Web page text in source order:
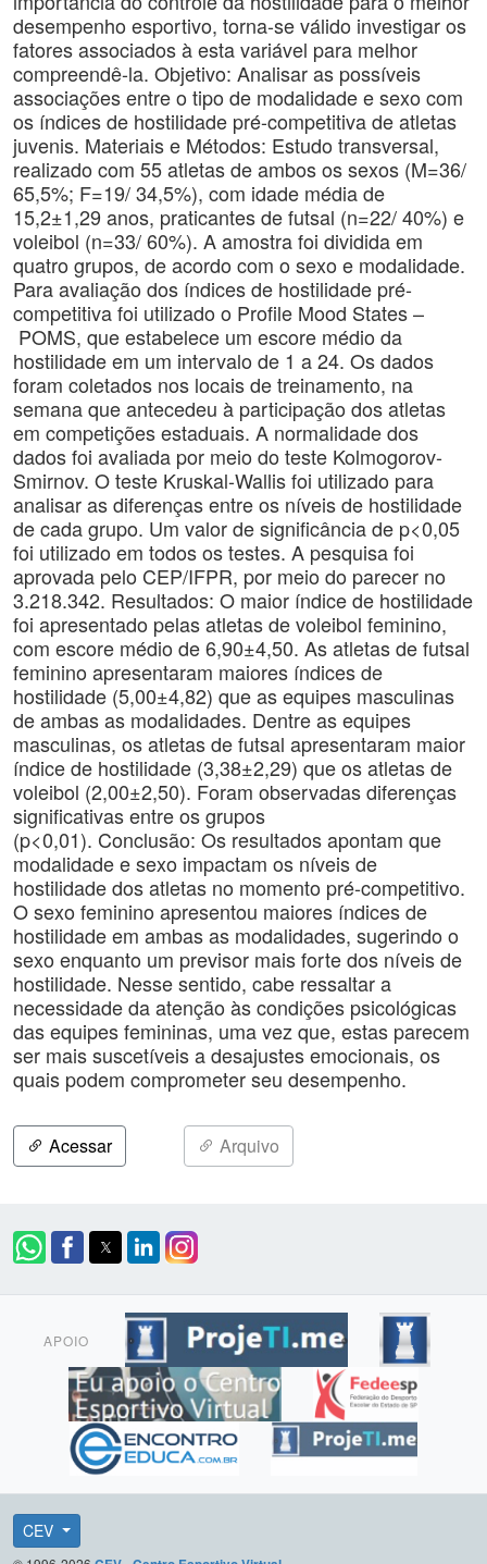
desempenho esportivo, torna-se válido investigar os
fatores associados à esta variável para melhor
compreendê-la. Objetivo: Analisar as possíveis
associações entre o tipo de modalidade e sexo com
os índices de hostilidade pré-competitiva de atletas
juvenis. Materiais e Métodos: Estudo transversal,
realizado com 55 atletas de ambos os sexos (M=36/
65,5%; F=19/ 34,5%), com idade média de
15,2±1,29 anos, praticantes de futsal (n=22/ 40%) e
voleibol (n=33/ 60%). A amostra foi dividida em
quatro grupos, de acordo com o sexo e modalidade.
Para avaliação dos índices de hostilidade pré-
competitiva foi utilizado o Profile Mood States –
POMS, que estabelece um escore médio da
hostilidade em um intervalo de 1 a 24. Os dados
foram coletados nos locais de treinamento, na
semana que antecedeu à participação dos atletas
em competições estaduais. A normalidade dos
dados foi avaliada por meio do teste Kolmogorov-
Smirnov. O teste Kruskal-Wallis foi utilizado para
analisar as diferenças entre os níveis de hostilidade
de cada grupo. Um valor de significância de p<0,05
foi utilizado em todos os testes. A pesquisa foi
aprovada pelo CEP/IFPR, por meio do parecer no
3.218.342. Resultados: O maior índice de hostilidade
foi apresentado pelas atletas de voleibol feminino,
com escore médio de 6,90±4,50. As atletas de futsal
feminino apresentaram maiores índices de
hostilidade (5,00±4,82) que as equipes masculinas
de ambas as modalidades. Dentre as equipes
masculinas, os atletas de futsal apresentaram maior
índice de hostilidade (3,38±2,29) que os atletas de
voleibol (2,00±2,50). Foram observadas diferenças
significativas entre os grupos
(p<0,01). Conclusão: Os resultados apontam que
modalidade e sexo impactam os níveis de
hostilidade dos atletas no momento pré-competitivo.
O sexo feminino apresentou maiores índices de
hostilidade em ambas as modalidades, sugerindo o
sexo enquanto um previsor mais forte dos níveis de
hostilidade. Nesse sentido, cabe ressaltar a
necessidade da atenção às condições psicológicas
das equipes femininas, uma vez que, estas parecem
ser mais suscetíveis a desajustes emocionais, os
quais podem comprometer seu desempenho.
Acessar Arquivo
APOIO
CEV